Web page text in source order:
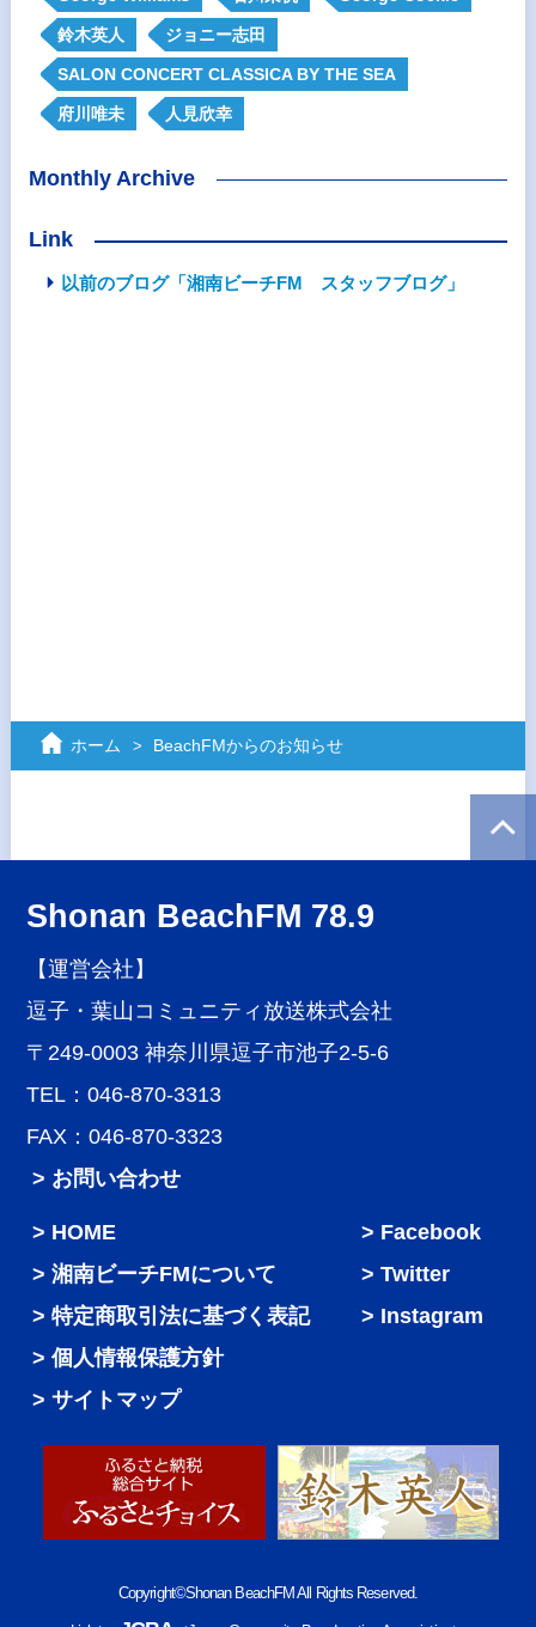
鈴木英人 ジョニー志田
SALON CONCERT CLASSICA BY THE SEA
府川唯未 人見欣幸
Monthly Archive
Link
以前のブログ「湘南ビーチFM スタッフブログ」
ホーム BeachFMからのお知らせ
Shonan BeachFM 78.9
【運営会社】
逗子・葉山コミュニティ放送株式会社
〒249-0003 神奈川県逗子市池子2-5-6
TEL：046-870-3313
FAX：046-870-3323
> お問い合わせ
HOME
湘南ビーチFMについて
特定商取引法に基づく表記
個人情報保護方針
サイトマップ
Facebook
Twitter
Instagram
Copyright©Shonan BeachFM All Rights Reserved.